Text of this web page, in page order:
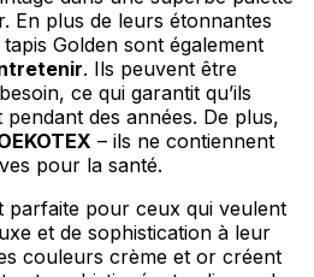
En plus de leurs étonnantes
Golden sont également
. Ils peuvent être
ce qui garantit qu’ils
des années. De plus,
– ils ne contiennent
pour la santé.
parfaite pour ceux qui veulent
et de sophistication à leur
couleurs crème et or créent